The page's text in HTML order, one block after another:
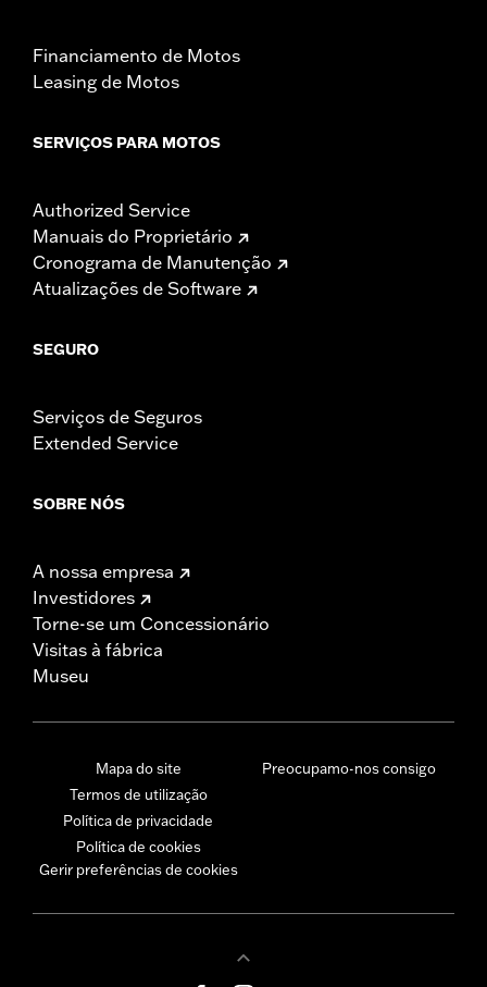
Financiamento de Motos
Leasing de Motos
SERVIÇOS PARA MOTOS
Authorized Service
Manuais do Proprietário
Cronograma de Manutenção
Atualizações de Software
SEGURO
Serviços de Seguros
Extended Service
SOBRE NÓS
A nossa empresa
Investidores
Torne-se um Concessionário
Visitas à fábrica
Museu
Mapa do site
Termos de utilização
Política de privacidade
Política de cookies
Gerir preferências de cookies
Preocupamo-nos consigo